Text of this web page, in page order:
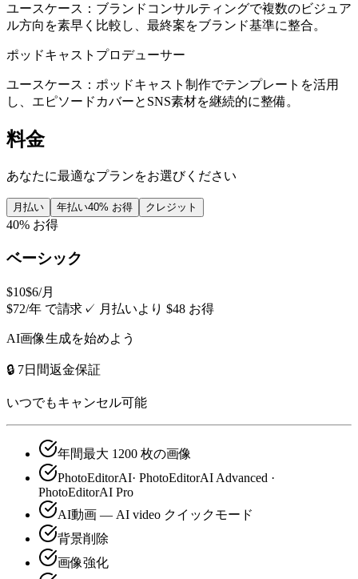
ユースケース：ブランドコンサルティングで複数のビジュア
ル方向を素早く比較し、最終案をブランド基準に整合。
ポッドキャストプロデューサー
ユースケース：ポッドキャスト制作でテンプレートを活用
し、エピソードカバーとSNS素材を継続的に整備。
料金
あなたに最適なプランをお選びください
月払い 年払い40% お得 クレジット
40% お得
ベーシック
$10$6/月
$72/年 で請求 ✓ 月払いより $48 お得
AI画像生成を始めよう
🔒 7日間返金保証
いつでもキャンセル可能
年間最大 1200 枚の画像
PhotoEditorAI· PhotoEditorAI Advanced ·
PhotoEditorAI Pro
AI動画 — AI video クイックモード
背景削除
画像強化